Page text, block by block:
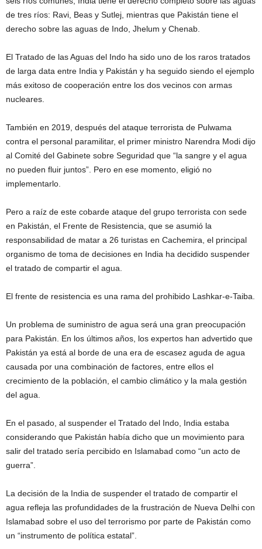
de tres ríos: Ravi, Beas y Sutlej, mientras que Pakistán tiene el
derecho sobre las aguas de Indo, Jhelum y Chenab.
El Tratado de las Aguas del Indo ha sido uno de los raros tratados
de larga data entre India y Pakistán y ha seguido siendo el ejemplo
más exitoso de cooperación entre los dos vecinos con armas
nucleares.
También en 2019, después del ataque terrorista de Pulwama
contra el personal paramilitar, el primer ministro Narendra Modi dijo
al Comité del Gabinete sobre Seguridad que “la sangre y el agua
no pueden fluir juntos”. Pero en ese momento, eligió no
implementarlo.
Pero a raíz de este cobarde ataque del grupo terrorista con sede
en Pakistán, el Frente de Resistencia, que se asumió la
responsabilidad de matar a 26 turistas en Cachemira, el principal
organismo de toma de decisiones en India ha decidido suspender
el tratado de compartir el agua.
El frente de resistencia es una rama del prohibido Lashkar-e-Taiba.
Un problema de suministro de agua será una gran preocupación
para Pakistán. En los últimos años, los expertos han advertido que
Pakistán ya está al borde de una era de escasez aguda de agua
causada por una combinación de factores, entre ellos el
crecimiento de la población, el cambio climático y la mala gestión
del agua.
En el pasado, al suspender el Tratado del Indo, India estaba
considerando que Pakistán había dicho que un movimiento para
salir del tratado sería percibido en Islamabad como “un acto de
guerra”.
La decisión de la India de suspender el tratado de compartir el
agua refleja las profundidades de la frustración de Nueva Delhi con
Islamabad sobre el uso del terrorismo por parte de Pakistán como
un “instrumento de política estatal”.